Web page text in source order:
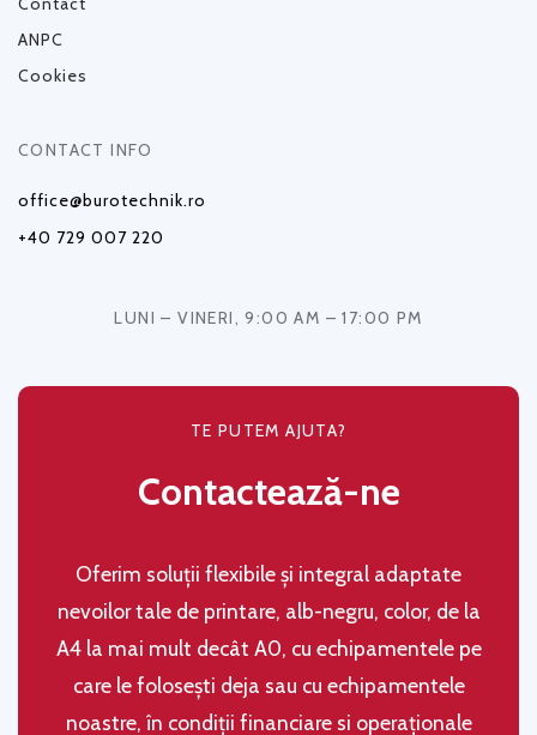
ANPC
Cookies
CONTACT INFO
office@burotechnik.ro
+40 729 007 220
LUNI – VINERI, 9:00 AM – 17:00 PM
TE PUTEM AJUTA?
Contactează-ne
Oferim soluţii flexibile şi integral adaptate
nevoilor tale de printare, alb-negru, color, de la
A4 la mai mult decât A0, cu echipamentele pe
care le folosești deja sau cu echipamentele
noastre, în condiţii financiare si operaţionale